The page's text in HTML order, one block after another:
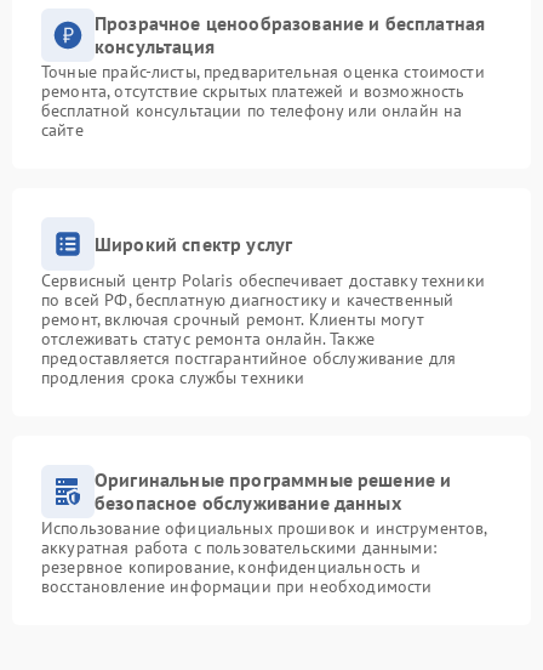
Прозрачное ценообразование и бесплатная
консультация
Точные прайс-листы, предварительная оценка стоимости
ремонта, отсутствие скрытых платежей и возможность
бесплатной консультации по телефону или онлайн на
сайте
Широкий спектр услуг
Сервисный центр Polaris обеспечивает доставку техники
по всей РФ, бесплатную диагностику и качественный
ремонт, включая срочный ремонт. Клиенты могут
отслеживать статус ремонта онлайн. Также
предоставляется постгарантийное обслуживание для
продления срока службы техники
Оригинальные программные решение и
безопасное обслуживание данных
Использование официальных прошивок и инструментов,
аккуратная работа с пользовательскими данными:
резервное копирование, конфиденциальность и
восстановление информации при необходимости